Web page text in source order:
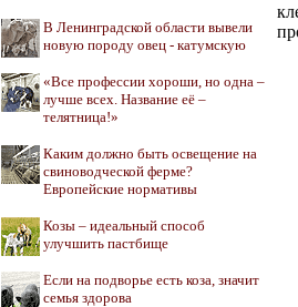
В Ленинградской области вывели
новую породу овец - катумскую
«Все профессии хороши, но одна –
лучше всех. Название её –
телятница!»
Каким должно быть освещение на
свиноводческой ферме?
Европейские нормативы
Козы – идеальный способ
улучшить пастбище
Если на подворье есть коза, значит
семья здорова